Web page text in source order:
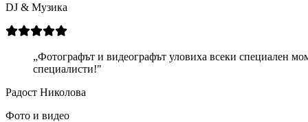
DJ & Музика
„Фотографът и видеографът уловиха всеки специален
специалисти!"
Радост Николова
Фото и видео